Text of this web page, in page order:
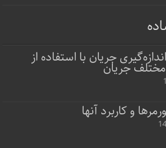
جریان با استفاده از
جریان
و کاربرد آنها